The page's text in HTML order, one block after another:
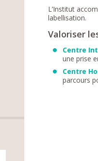
L’Institut
labellisation.
Valoriser
Centre
une prise
Centre
parcours